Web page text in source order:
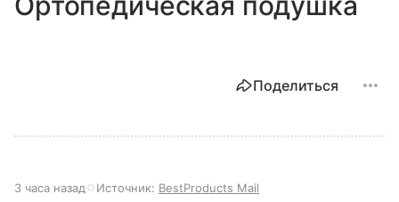
Поделиться
3 часа назад Источник: BestProducts Mail